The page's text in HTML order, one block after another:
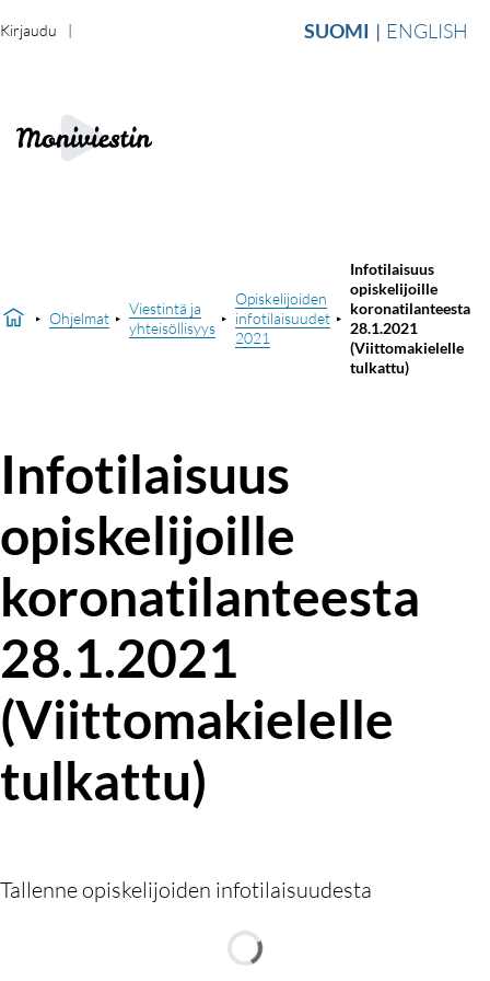
SUOMI ENGLISH
Kirjaudu
Ohjelmat
Viestintä ja
yhteisöllisyys
Opiskelijoiden
infotilaisuudet
2021
Infotilaisuus
opiskelijoille
koronatilanteesta
28.1.2021
(Viittomakielelle
tulkattu)
Infotilaisuus
opiskelijoille
koronatilanteesta
28.1.2021
(Viittomakielelle
tulkattu)
Tallenne opiskelijoiden infotilaisuudesta